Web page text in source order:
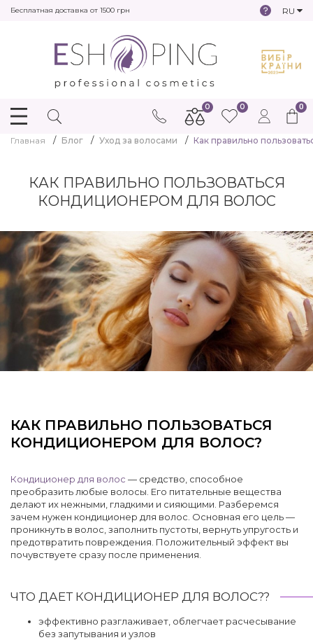
Бесплатная доставка от 1500 грн RU
0
0 0
Главная Блог Уход за волосами Как правильно
КАК ПРАВИЛЬНО ПОЛЬЗОВАТЬСЯ
КОНДИЦИОНЕРОМ ДЛЯ ВОЛОС
КАК ПРАВИЛЬНО ПОЛЬЗОВАТЬСЯ
КОНДИЦИОНЕРОМ ДЛЯ ВОЛОС?
Кондиционер для волос — средство, способное
преобразить любые волосы. Его питательные вещества
делают их нежными, гладкими и сияющими. Разберемся
зачем нужен кондиционер для волос. Основная его цель —
проникнуть в волос, заполнить пустоты, вернуть упругость и
предотвратить повреждения. Положительный эффект вы
почувствуете сразу после применения.
ЧТО ДАЕТ КОНДИЦИОНЕР ДЛЯ ВОЛОС??
эффективно разглаживает, облегчает расчесывание
без запутывания и узлов